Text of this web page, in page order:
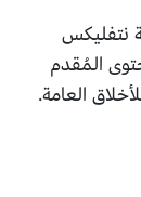
نتفليكس
المُقدم
العامة.